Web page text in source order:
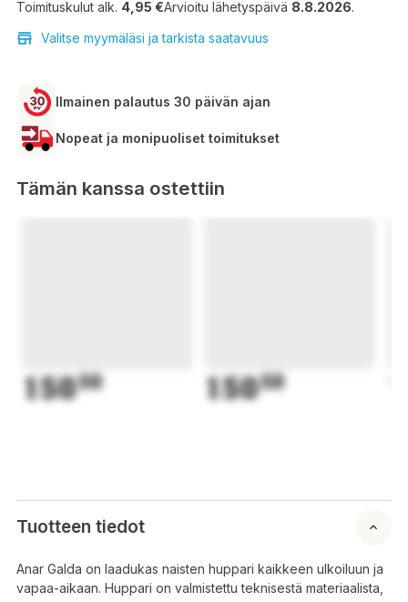
Toimituskulut alk. 4,95 €Arvioitu lähetyspäivä 8.8.2026.
Valitse myymäläsi ja tarkista saatavuus
Ilmainen palautus 30 päivän ajan
Nopeat ja monipuoliset toimitukset
Tämän kanssa ostettiin
15050 15050
Tuotteen tiedot
Anar Galda on laadukas naisten huppari kaikkeen ulkoiluun ja
vapaa-aikaan. Huppari on valmistettu teknisestä materiaalista,